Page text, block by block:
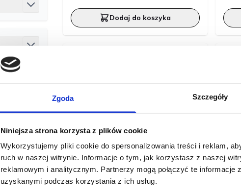
Zgoda Szczegóły
Niniejsza strona korzysta z plików cookie
Wykorzystujemy pliki cookie do spersonalizowania treści i reklam,
ruch w naszej witrynie. Informacje o tym, jak korzystasz z naszej
reklamowym i analitycznym. Partnerzy mogą połączyć te informacje
uzyskanymi podczas korzystania z ich usług.
Dodaj do koszyka
60g